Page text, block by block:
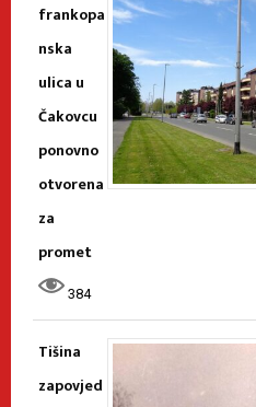
frankopa
nska
ulica u
Čakovcu
ponovno
otvorena
za
promet
384
Tišina
zapovjed